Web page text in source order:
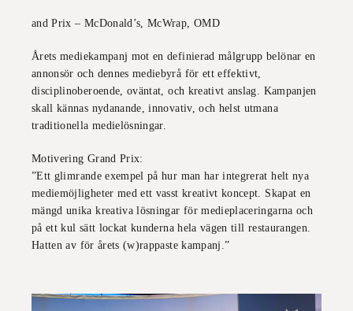
and Prix – McDonald’s,McWrap , OMD
Årets mediekampanj mot en definierad målgrupp belönar en
annonsör och dennes mediebyrå för ett effektivt,
disciplinoberoende, oväntat, och kreativt anslag. Kampanjen
skall kännas nydanande, innovativ, och helst utmana
traditionella medielösningar.
Motivering Grand Prix:
”Ett glimrande exempel på hur man har integrerat helt nya
mediemöjligheter med ett vasst kreativt koncept. Skapat en
mängd unika kreativa lösningar för medieplaceringarna och
på ett kul sätt lockat kunderna hela vägen till restaurangen.
Hatten av för årets (w)rappaste kampanj .”